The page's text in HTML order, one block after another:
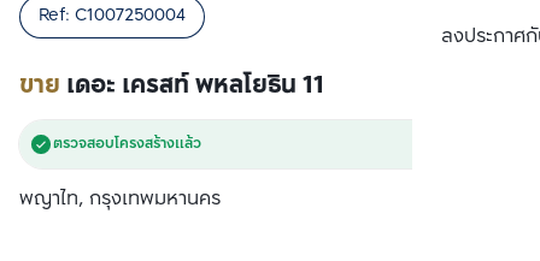
ลงประกาศกั
ขาย เดอะ เครสท์ พหลโยธิน 11
Ref: C1007250004
ตรวจสอบโครงสร้างแล้ว
พญาไท, กรุงเทพมหานคร
เปรียบเทียบ